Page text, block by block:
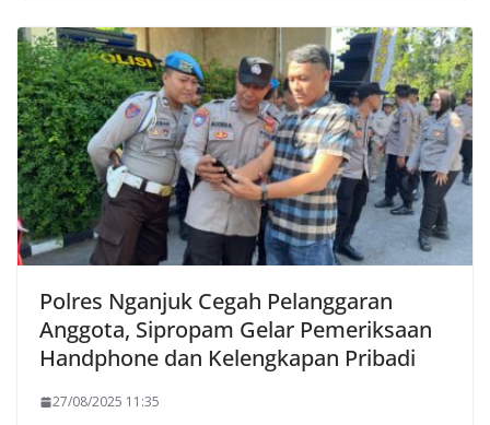
Polres Nganjuk Cegah Pelanggaran
Anggota, Sipropam Gelar Pemeriksaan
Handphone dan Kelengkapan Pribadi
27/08/2025 11:35